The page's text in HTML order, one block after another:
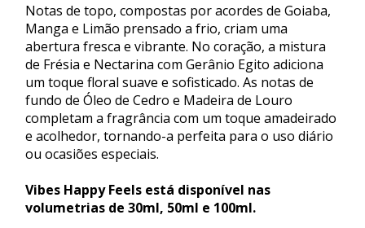
Notas de topo, compostas por acordes de Goiaba,
Manga e Limão prensado a frio, criam uma
abertura fresca e vibrante. No coração, a mistura
de Frésia e Nectarina com Gerânio Egito adiciona
um toque floral suave e sofisticado. As notas de
fundo de Óleo de Cedro e Madeira de Louro
completam a fragrância com um toque amadeirado
e acolhedor, tornando-a perfeita para o uso diário
ou ocasiões especiais.
Vibes Happy Feels está disponível nas
volumetrias de 30ml, 50ml e 100ml.